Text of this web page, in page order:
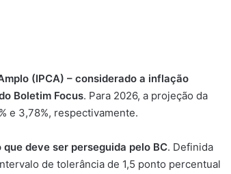
(IPCA) – considerado a inflação
Boletim Focus. Para 2026, a projeção da
e 3,78%, respectivamente.
deve ser perseguida pelo BC. Definida
de tolerância de 1,5 ponto percentual